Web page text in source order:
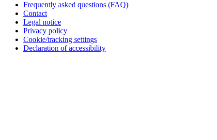
Frequently asked questions (FAQ)
Contact
Legal notice
Privacy policy
Cookie/tracking settings
Declaration of accessibility